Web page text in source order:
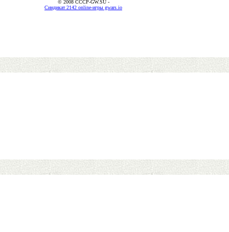
© 2008 CCCP-GW.SU -
Синдикат 2142 online-игры gwars.io